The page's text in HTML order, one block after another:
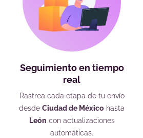
Seguimiento en tiempo
real
Rastrea cada etapa de tu envío
desde Ciudad de México hasta
León con actualizaciones
automáticas.